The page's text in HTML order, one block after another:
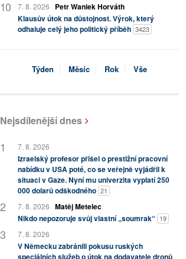
7. 8. 2026
Petr Waniek Horváth
Klausův útok na důstojnost. Výrok, který
odhaluje celý jeho politický příběh 3423
Týden Měsíc Rok Vše
Nejsdílenější dnes
7. 8. 2026
Izraelský profesor přišel o prestižní pracovní
nabídku v USA poté, co se veřejně vyjádřil k
situaci v Gaze. Nyní mu univerzita vyplatí 250
000 dolarů odškodného 21
7. 8. 2026 Matěj Metelec
Nikdo nepozoruje svůj vlastní „soumrak“ 19
7. 8. 2026
V Německu zabránili pokusu ruských
speciálních služeb o útok na dodavatele dronů